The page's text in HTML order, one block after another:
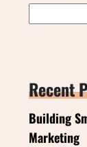
Recent
Building
Marketing